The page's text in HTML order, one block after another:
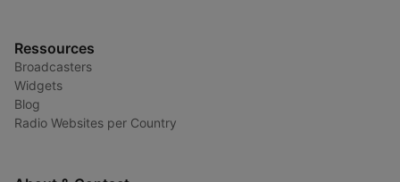
Ressources
Broadcasters
Widgets
Blog
Radio Websites per Country